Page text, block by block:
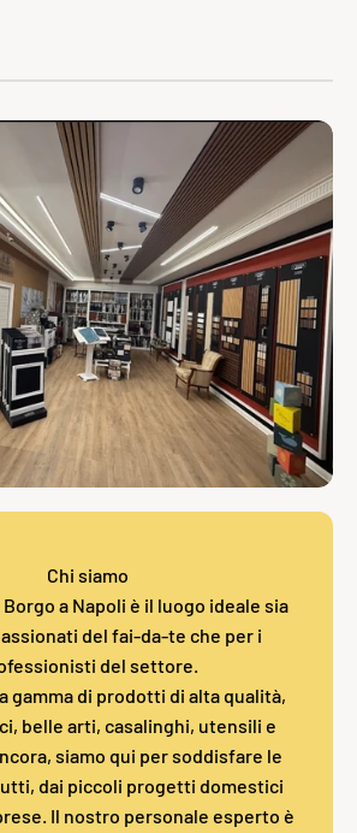
Chi siamo
a Napoli è il luogo ideale sia
del fai-da-te che per i
del settore.
gamma di prodotti di alta qualità,
belle arti, casalinghi, utensili e
siamo qui per soddisfare le
dai piccoli progetti domestici
Il nostro personale esperto è